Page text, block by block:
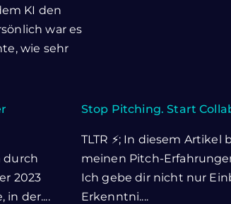
KI den
war es
wie sehr
durch
2023
in der....
Stop Pitching. Start
TLTR ⚡; In diesem
meinen Pitch-
Ich gebe dir nicht nur
Erkenntni....